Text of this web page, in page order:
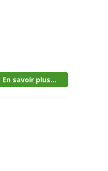
En savoir plus...